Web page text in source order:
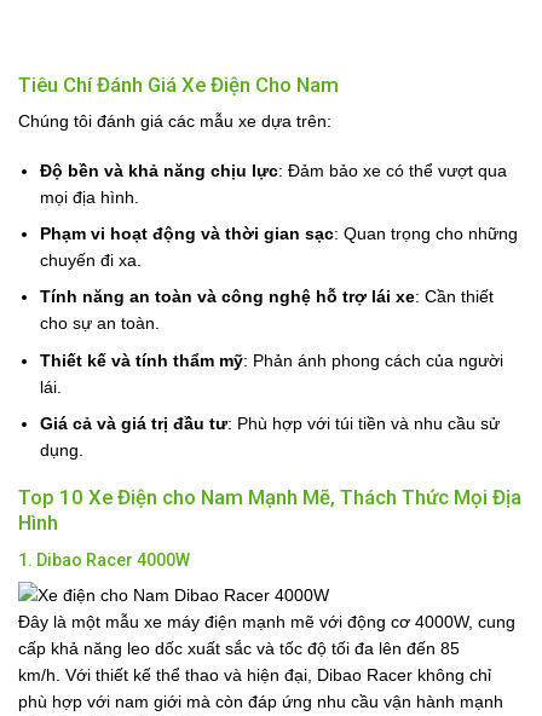
Tiêu Chí Đánh Giá Xe Điện Cho Nam
Chúng tôi đánh giá các mẫu xe dựa trên:
Độ bền và khả năng chịu lực: Đảm bảo xe có thể vượt qua
mọi địa hình.
Phạm vi hoạt động và thời gian sạc: Quan trọng cho những
chuyến đi xa.
Tính năng an toàn và công nghệ hỗ trợ lái xe: Cần thiết
cho sự an toàn.
Thiết kế và tính thẩm mỹ: Phản ánh phong cách của người
lái.
Giá cả và giá trị đầu tư: Phù hợp với túi tiền và nhu cầu sử
dụng.
Top 10 Xe Điện cho Nam Mạnh Mẽ, Thách Thức Mọi Địa
Hình
1. Dibao Racer 4000W
Đây là một mẫu xe máy điện mạnh mẽ với động cơ 4000W, cung
cấp khả năng leo dốc xuất sắc và tốc độ tối đa lên đến 85
km/h. Với thiết kế thể thao và hiện đại, Dibao Racer không chỉ
phù hợp với nam giới mà còn đáp ứng nhu cầu vận hành mạnh